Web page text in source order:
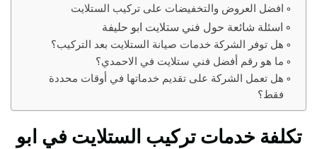
افضل العروض والتخفيضات على تركيب الستلايت
اسئلة شائعة حول فني ستلايت ابو حليفة
هل توفر الشركة خدمات صيانة الستلايت بعد التركيب؟
ما هو رقم أفضل فني ستلايت في الاحمدي؟
هل تعمل الشركة على تقديم خدماتها في أوقات محددة
فقط؟
تكلفة خدمات تركيب الستلايت في ابو